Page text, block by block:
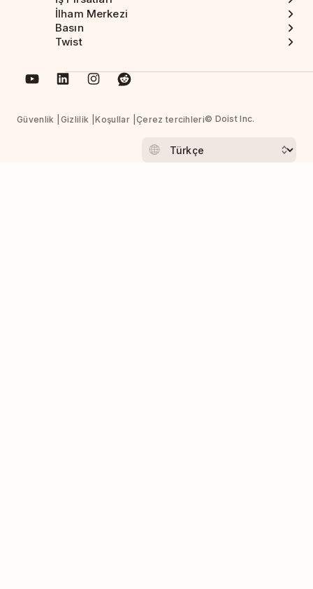
İlham Merkezi
Basın
Twist
Güvenlik Gizlilik Koşullar Çerez tercihleri© Doist Inc.